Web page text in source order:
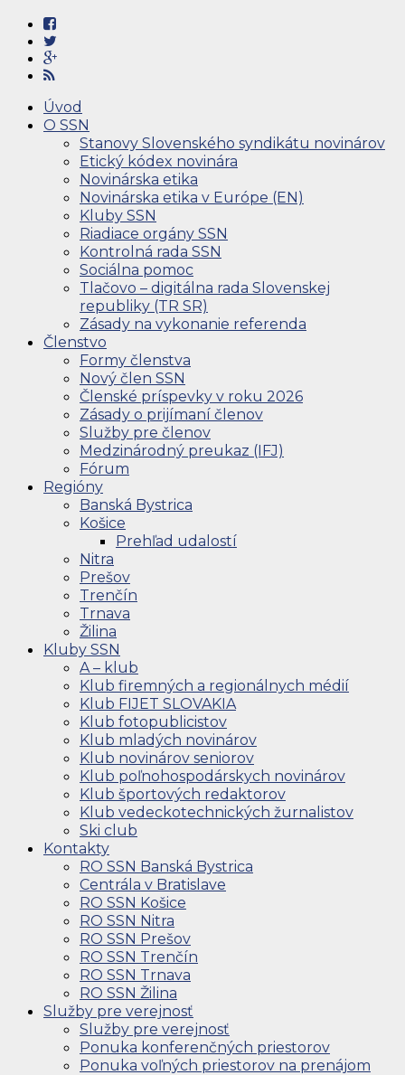
Úvod
O SSN
Stanovy Slovenského syndikátu novinárov
Etický kódex novinára
Novinárska etika
Novinárska etika v Európe (EN)
Kluby SSN
Riadiace orgány SSN
Kontrolná rada SSN
Sociálna pomoc
Tlačovo – digitálna rada Slovenskej
republiky (TR SR)
Zásady na vykonanie referenda
Členstvo
Formy členstva
Nový člen SSN
Členské príspevky v roku 2026
Zásady o prijímaní členov
Služby pre členov
Medzinárodný preukaz (IFJ)
Fórum
Regióny
Banská Bystrica
Košice
Prehľad udalostí
Nitra
Prešov
Trenčín
Trnava
Žilina
Kluby SSN
A – klub
Klub firemných a regionálnych médií
Klub FIJET SLOVAKIA
Klub fotopublicistov
Klub mladých novinárov
Klub novinárov seniorov
Klub poľnohospodárskych novinárov
Klub športových redaktorov
Klub vedeckotechnických žurnalistov
Ski club
Kontakty
RO SSN Banská Bystrica
Centrála v Bratislave
RO SSN Košice
RO SSN Nitra
RO SSN Prešov
RO SSN Trenčín
RO SSN Trnava
RO SSN Žilina
Služby pre verejnosť
Služby pre verejnosť
Ponuka konferenčných priestorov
Ponuka voľných priestorov na prenájom